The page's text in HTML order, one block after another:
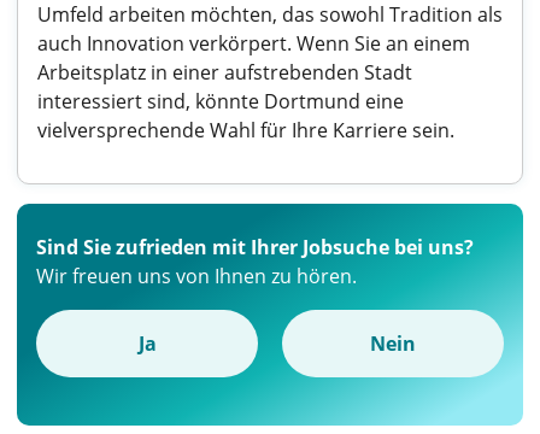
Umfeld arbeiten möchten, das sowohl Tradition als
auch Innovation verkörpert. Wenn Sie an einem
Arbeitsplatz in einer aufstrebenden Stadt
interessiert sind, könnte Dortmund eine
vielversprechende Wahl für Ihre Karriere sein.
Sind Sie zufrieden mit Ihrer Jobsuche bei uns?
Wir freuen uns von Ihnen zu hören.
Ja Nein